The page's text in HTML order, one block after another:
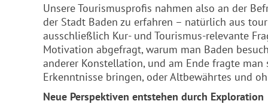
Unsere Tourismusprofis nahmen also an der
der Stadt Baden zu erfahren – natürlich aus
ausschließlich Kur- und Tourismus-relevante
Motivation abgefragt, warum man Baden
anderer Konstellation, und am Ende fragte
Erkenntnisse bringen, oder Altbewährtes und
Neue Perspektiven entstehen durch Exploration